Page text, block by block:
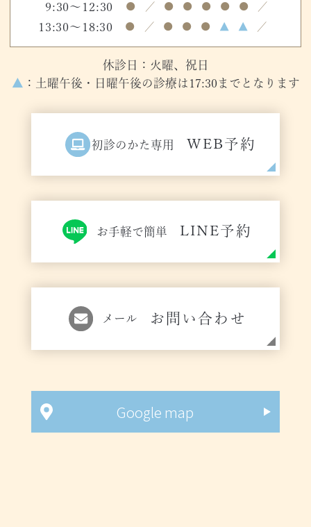
9:30～12:30 ● ／ ● ● ● ● ● ／
13:30～18:30 ● ／ ● ● ● ▲ ▲ ／
休診日：火曜、祝日
▲ ：土曜午後・日曜午後の診療は17:30までとなります
初診のかた専用 WEB予約
お手軽で簡単 LINE予約
メール お問い合わせ
Google map